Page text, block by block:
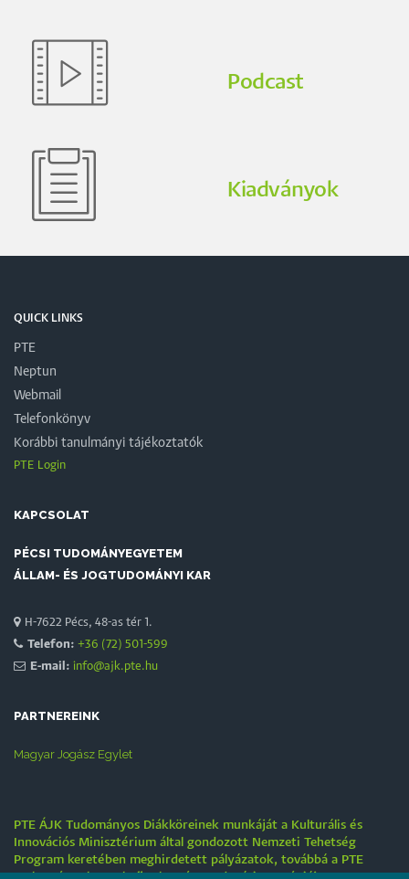
Podcast
Kiadványok
QUICK LINKS
PTE
Neptun
Webmail
Telefonkönyv
Korábbi tanulmányi tájékoztatók
PTE Login
KAPCSOLAT
PÉCSI TUDOMÁNYEGYETEM
ÁLLAM- ÉS JOGTUDOMÁNYI KAR
H-7622 Pécs, 48-as tér 1.
Telefon: +36 (72) 501-599
E-mail: info@ajk.pte.hu
PARTNEREINK
Magyar Jogász Egylet
PTE ÁJK Tudományos Diákköreinek munkáját a Kulturális és
Innovációs Minisztérium által gondozott Nemzeti Tehetség
Program keretében meghirdetett pályázatok, továbbá a PTE